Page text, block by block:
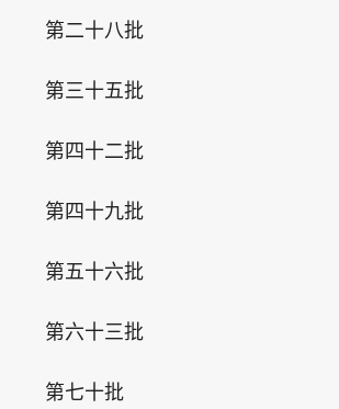
第二十八批
第三十五批
第四十二批
第四十九批
第五十六批
第六十三批
第七十批